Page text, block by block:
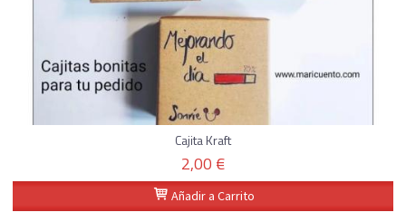
Cajita Kraft
2,00 €
Añadir a Carrito